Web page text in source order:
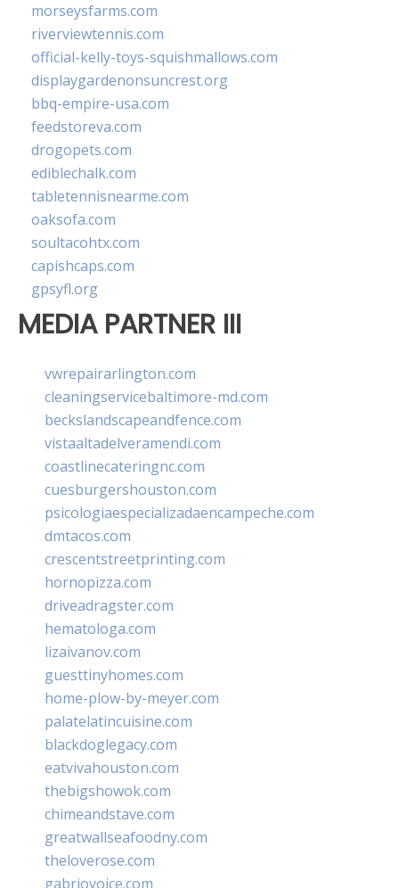
morseysfarms.com
riverviewtennis.com
official-kelly-toys-squishmallows.com
displaygardenonsuncrest.org
bbq-empire-usa.com
feedstoreva.com
drogopets.com
ediblechalk.com
tabletennisnearme.com
oaksofa.com
soultacohtx.com
capishcaps.com
gpsyfl.org
MEDIA PARTNER III
vwrepairarlington.com
cleaningservicebaltimore-md.com
beckslandscapeandfence.com
vistaaltadelveramendi.com
coastlinecateringnc.com
cuesburgershouston.com
psicologiaespecializadaencampeche.com
dmtacos.com
crescentstreetprinting.com
hornopizza.com
driveadragster.com
hematologa.com
lizaivanov.com
guesttinyhomes.com
home-plow-by-meyer.com
palatelatincuisine.com
blackdoglegacy.com
eatvivahouston.com
thebigshowok.com
chimeandstave.com
greatwallseafoodny.com
theloverose.com
gabriovoice.com